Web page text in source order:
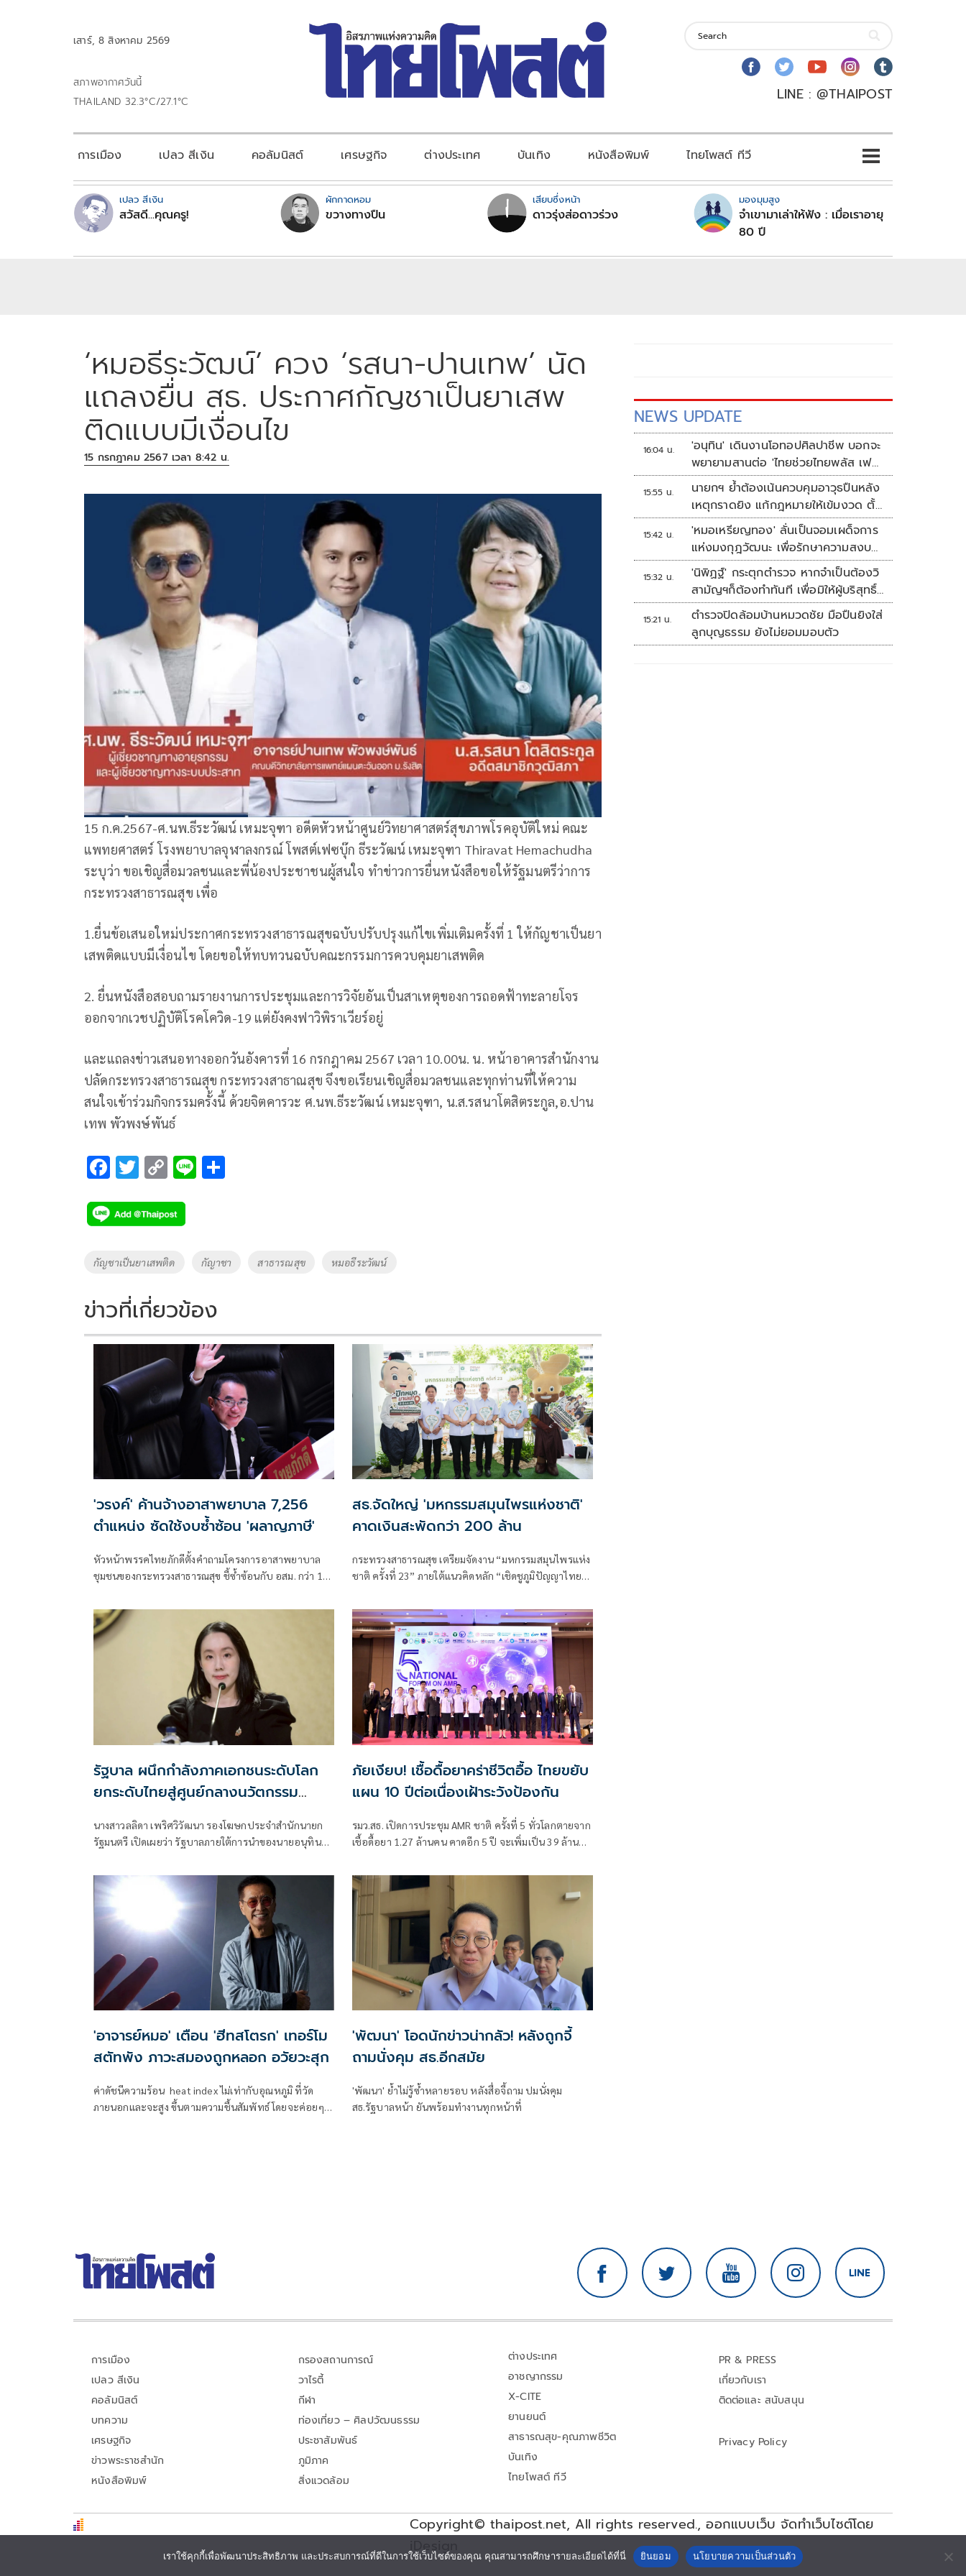
เสาร์, 8 สิงหาคม 2569
สภาพอากาศวันนี้
THAILAND 32.3°C/27.1°C
LINE : @THAIPOST
การเมือง เปลว สีเงิน คอลัมนิสต์ เศรษฐกิจ ต่างประเทศ บันเทิง หนังสือพิมพ์ ไทยโพสต์ ทีวี
เปลว สีเงิน
สวัสดี...คุณครู!
ผักกาดหอม
ขวางทางปืน
เสียบซึ่งหน้า
ดาวรุ่งส่อดาวร่วง
มองมุมสูง
จำเขามาเล่าให้ฟัง : เมื่อเราอายุ
80 ปี
‘หมอธีระวัฒน์’ ควง ‘รสนา-ปานเทพ’ นัด
แถลงยื่น สธ. ประกาศกัญชาเป็นยาเสพ
ติดแบบมีเงื่อนไข
15 กรกฎาคม 2567 เวลา 8:42 น.
15 ก.ค.2567-ศ.นพ.ธีระวัฒน์ เหมะจุฑา อดีตหัวหน้าศูนย์วิทยาศาสตร์สุขภาพโรคอุบัติใหม่ คณะ
แพทยศาสตร์ โรงพยาบาลจุฬาลงกรณ์ โพสต์เฟซบุ๊ก ธีระวัฒน์ เหมะจุฑา Thiravat Hemachudha
ระบุว่า ขอเชิญสื่อมวลชนและพี่น้องประชาชนผู้สนใจ ทำข่าวการยื่นหนังสือขอให้รัฐมนตรีว่าการ
กระทรวงสาธารณสุข เพื่อ
1.ยื่นข้อเสนอใหม่ประกาศกระทรวงสาธารณสุขฉบับปรับปรุงแก้ไขเพิ่มเติมครั้งที่ 1 ให้กัญชาเป็นยา
เสพติดแบบมีเงื่อนไข โดยขอให้ทบทวนฉบับคณะกรรมการควบคุมยาเสพติด
2. ยื่นหนังสือสอบถามรายงานการประชุมและการวิจัยอันเป็นสาเหตุของการถอดฟ้าทะลายโจร
ออกจากเวชปฏิบัติโรคโควิด-19 แต่ยังคงฟาวิพิราเวียร์อยู่
และแถลงข่าวเสนอทางออกวันอังคารที่ 16 กรกฎาคม 2567 เวลา 10.00น. น. หน้าอาคารสำนักงาน
ปลัดกระทรวงสาธารณสุข กระทรวงสาธาณสุข จึงขอเรียนเชิญสื่อมวลชนและทุกท่านที่ให้ความ
สนใจเข้าร่วมกิจกรรมครั้งนี้ ด้วยจิตคารวะ ศ.นพ.ธีระวัฒน์ เหมะจุฑา, น.ส.รสนาโตสิตระกูล,อ.ปาน
เทพ พัวพงษ์พันธ์
F
e
b
o
k
T
tt
er
C
p
y
Li
k
Li
Tags
กัญชาเป็นยาเสพติด กัญาชา สาธารณสุข หมอธีระวัฒน์
ข่าวที่เกี่ยวข้อง
'วรงค์' ค้านจ้างอาสาพยาบาล 7,256
ตำแหน่ง ซัดใช้งบซ้ำซ้อน 'ผลาญภาษี'
หัวหน้าพรรคไทยภักดีตั้งคำถามโครงการอาสาพยาบาล
ชุมชนของกระทรวงสาธารณสุข ชี้ซ้ำซ้อนกับ อสม. กว่า 1
และบุคลากรสาธารณสุข
สธ.จัดใหญ่ 'มหกรรมสมุนไพรแห่งชาติ'
คาดเงินสะพัดกว่า 200 ล้าน
กระทรวงสาธารณสุข เตรียมจัดงาน “มหกรรมสมุนไพรแห่ง
ชาติ ครั้งที่ 23” ภายใต้แนวคิดหลัก “เชิดชูภูมิปัญญาไทย
“จากธรรมชาติ สู่การสร้างเศรษฐกิจ”
รัฐบาล ผนึกกำลังภาคเอกชนระดับโลก
ยกระดับไทยสู่ศูนย์กลางนวัตกรรม
นางสาวลลิดา เพริศวิวัฒนา รองโฆษกประจำสำนักนายก
รัฐมนตรี เปิดเผยว่า รัฐบาลภายใต้การนำของนายอนุทิน
ภัยเงียบ! เชื้อดื้อยาคร่าชีวิตอื้อ ไทยขยับ
แผน 10 ปีต่อเนื่องเฝ้าระวังป้องกัน
รมว.สธ. เปิดการประชุม AMR ชาติ ครั้งที่ 5 ทั่วโลกตายจาก
เชื้อดื้อยา 1.27 ล้านคน คาดอีก 5 ปี จะเพิ่มเป็น 39 ล้านคน
สธ. จับมือ เกษตรฯ - ทส. - สสส. ขับเคลื่อนแผนต่อเนื่อง 10
ปี ภายใต้กรอบ One Health เดินหน้าเฝ้าระวังป้องกันเชื้อ
ดื้อยา
'อาจารย์หมอ' เตือน 'ฮีทสโตรก' เทอร์โม
สตัทพัง ภาวะสมองถูกหลอก อวัยวะสุก
ค่าดัชนีความร้อน heat index ไม่เท่ากับอุณหภูมิ ที่วัด
ภายนอกและจะสูง ขึ้นตามความชื้นสัมพัทธ์ โดยจะค่อยๆ
'พัฒนา' โอดนักข่าวน่ากลัว! หลังถูกจี้
ถามนั่งคุม สธ.อีกสมัย
'พัฒนา' ยํ้าไม่รู้ซํ้าหลายรอบ หลังสื่อจี้ถาม ปมนั่งคุม
สธ.รัฐบาลหน้า ยันพร้อมทำงานทุกหน้าที่
NEWS UPDATE
16:04 น.
'อนุทิน' เดินงานโอทอปศิลปาชีพ บอกจะ
พยายามสานต่อ 'ไทยช่วยไทยพลัส เฟส
2'
15:55 น.
นายกฯ ย้ำต้องเน้นควบคุมอาวุธปืนหลัง
เหตุกราดยิง แก้กฎหมายให้เข้มงวด ตั้ง
ด่านตรวจเพิ่ม
15:42 น.
'หมอเหรียญทอง' ลั่นเป็นจอมเผด็จการ
แห่งมงกุฎวัฒนะ เพื่อรักษาความสงบ
ปลอดภัยภายในรพ.
15:32 น.
'นิพิฏฐ์' กระตุกตำรวจ หากจำเป็นต้องวิ
สามัญฯก็ต้องทำทันที เพื่อมิให้ผู้บริสุทธิ์
เสียชีวิตเพิ่ม
15:21 น.
ตำรวจปิดล้อมบ้านหมวดชัย มือปืนยิงใส่
ลูกบุญธรรม ยังไม่ยอมมอบตัว
การเมือง
เปลว สีเงิน
คอลัมนิสต์
บทความ
เศรษฐกิจ
ข่าวพระราชสำนัก
หนังสือพิมพ์
กรองสถานการณ์
วาไรตี้
กีฬา
ท่องเที่ยว – ศิลปวัฒนธรรม
ประชาสัมพันธ์
ภูมิภาค
สิ่งแวดล้อม
ต่างประเทศ
อาชญากรรม
X-CITE
ยานยนต์
สาธารณสุข-คุณภาพชีวิต
บันเทิง
ไทยโพสต์ ทีวี
PR & PRESS
เกี่ยวกับเรา
ติดต่อและ สนับสนุน
Privacy Policy
Copyright© thaipost.net, All rights reserved.,ออกแบบเว็บ จัดทำเว็บไซต์โดย
iDesign
เราใช้คุกกี้เพื่อพัฒนาประสิทธิภาพ และประสบการณ์ที่ดีในการใช้เว็บไซต์ของคุณ คุณสามารถศึกษารายละเอียดได้ที่นี่ ยินยอม นโยบายความเป็นส่วนตัว